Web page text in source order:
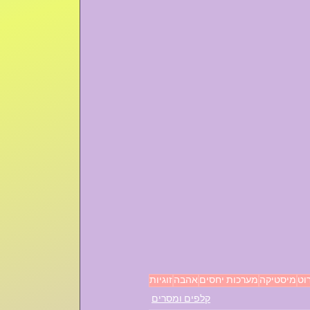
זוגיותאהבה מערכות יחסים מיסטיקה
קלפים ומסרים